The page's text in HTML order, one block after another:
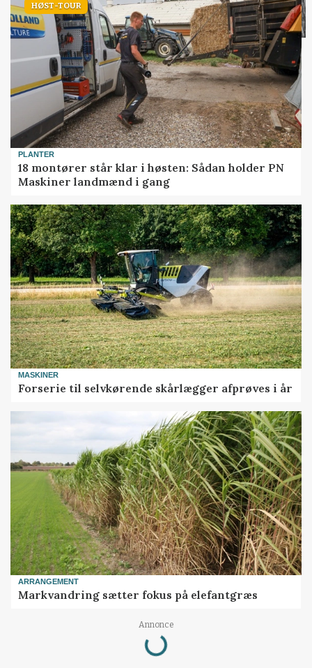
HØST-TOUR
PLANTER
18 montører står klar i høsten: Sådan holder PN
Maskiner landmænd i gang
MASKINER
Forserie til selvkørende skårlægger afprøves i år
ARRANGEMENT
Markvandring sætter fokus på elefantgræs
Annonce
Loading...